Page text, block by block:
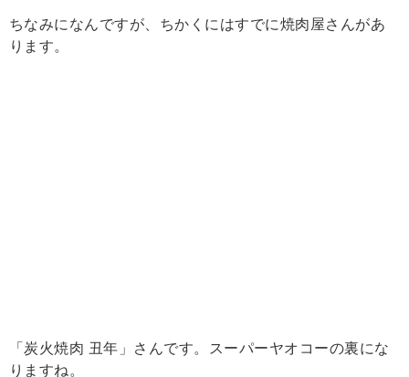
ちなみになんですが、ちかくにはすでに焼肉屋さんがあ
ります。
「炭火焼肉 丑年」さんです。スーパーヤオコーの裏にな
りますね。